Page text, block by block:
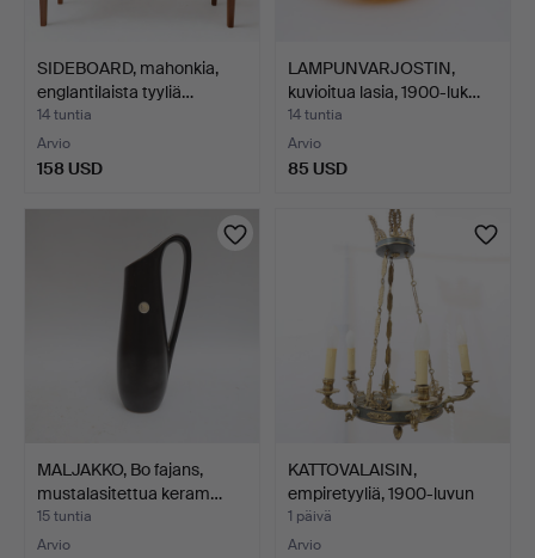
SIDEBOARD, mahonkia,
englantilaista tyyliä…
14 tuntia
Arvio
158 USD
LAMPUNVARJOSTIN,
kuvioitua lasia, 1900-luk…
14 tuntia
Arvio
85 USD
MALJAKKO, Bo fajans,
mustalasitettua keram…
15 tuntia
Arvio
KATTOVALAISIN,
empiretyyliä, 1900-luvun
jä…
1 päivä
Arvio